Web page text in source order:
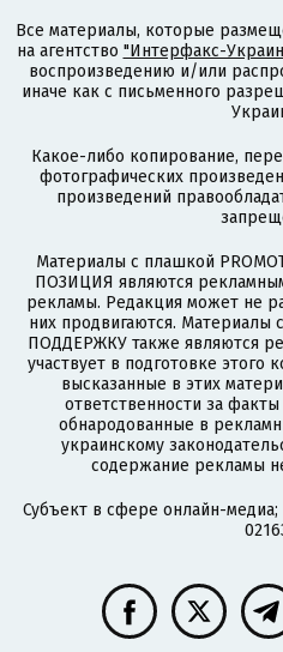
Все материалы, которые
на агентство "Интерфакс-
воспроизведению и/или
иначе как с письменного
Какое-либо копирование,
фотографических
произведений
Материалы с плашкой
ПОЗИЦИЯ являются
рекламы. Редакция может не
них продвигаются.
ПОДДЕРЖКУ также являются
участвует в подготовке этого
высказанные в этих
ответственности за
обнародованные в
украинскому
содержание рекламы
Субъект в сфере онлайн-